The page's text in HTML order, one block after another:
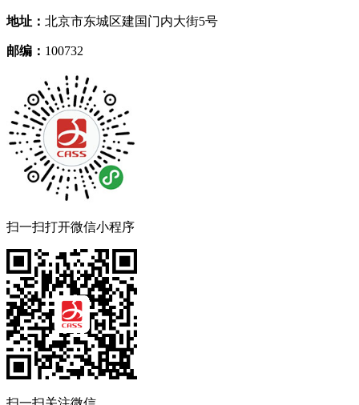
地址： 北京市东城区建国门内大街5号
邮编： 100732
扫一扫打开微信小程序